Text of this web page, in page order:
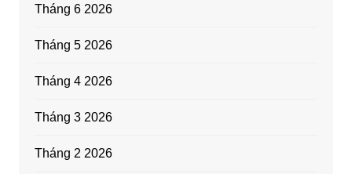
Tháng 6 2026
Tháng 5 2026
Tháng 4 2026
Tháng 3 2026
Tháng 2 2026